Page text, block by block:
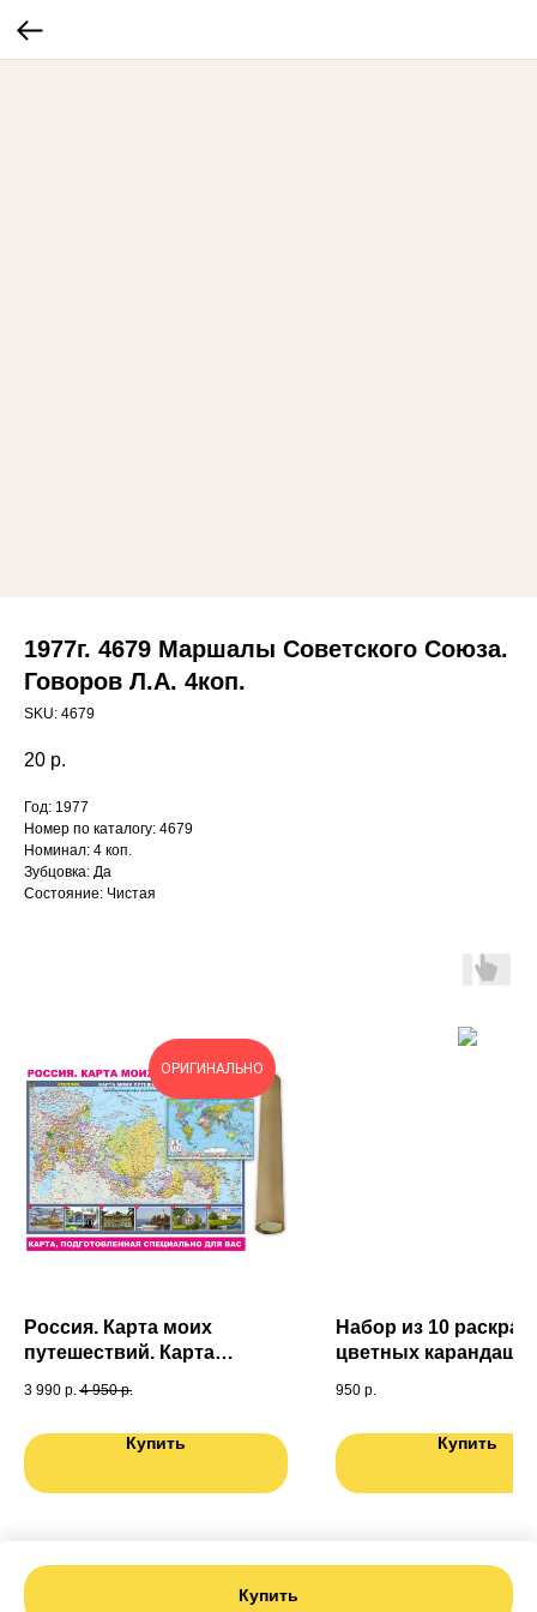
1977г. 4679 Маршалы Советского Союза.
Говоров Л.А. 4коп.
SKU: 4679
20 р.
Купить
Год: 1977
Номер по каталогу: 4679
Номинал: 4 коп.
Зубцовка: Да
Состояние: Чистая
ОРИГИНАЛЬНО
Россия. Карта моих
путешествий. Карта
специально для Вас. Карта
3 990 р. 4 950 р.
Купить
Набор из 10
цветных
950 р.
Купить